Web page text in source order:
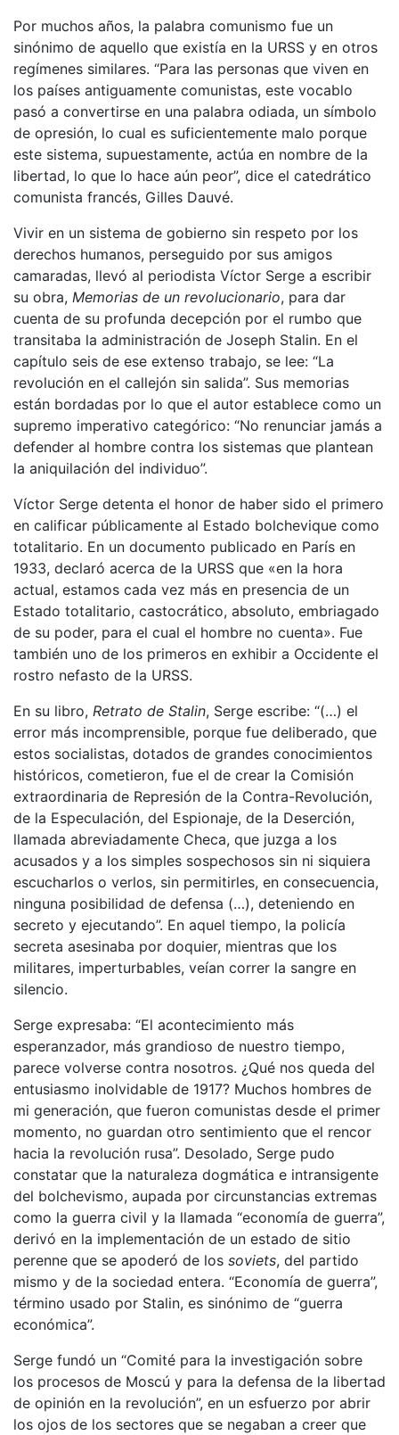
Por muchos años, la palabra comunismo fue un
sinónimo de aquello que existía en la URSS y en otros
regímenes similares. “Para las personas que viven en
los países antiguamente comunistas, este vocablo
pasó a convertirse en una palabra odiada, un símbolo
de opresión, lo cual es suficientemente malo porque
este sistema, supuestamente, actúa en nombre de la
libertad, lo que lo hace aún peor”, dice el catedrático
comunista francés, Gilles Dauvé.
Vivir en un sistema de gobierno sin respeto por los
derechos humanos, perseguido por sus amigos
camaradas, llevó al periodista Víctor Serge a escribir
su obra, Memorias de un revolucionario, para dar
cuenta de su profunda decepción por el rumbo que
transitaba la administración de Joseph Stalin. En el
capítulo seis de ese extenso trabajo, se lee: “La
revolución en el callejón sin salida”. Sus memorias
están bordadas por lo que el autor establece como un
supremo imperativo categórico: “No renunciar jamás a
defender al hombre contra los sistemas que plantean
la aniquilación del individuo”.
Víctor Serge detenta el honor de haber sido el primero
en calificar públicamente al Estado bolchevique como
totalitario. En un documento publicado en París en
1933, declaró acerca de la URSS que «en la hora
actual, estamos cada vez más en presencia de un
Estado totalitario, castocrático, absoluto, embriagado
de su poder, para el cual el hombre no cuenta». Fue
también uno de los primeros en exhibir a Occidente el
rostro nefasto de la URSS.
En su libro, Retrato de Stalin, Serge escribe: “(…) el
error más incomprensible, porque fue deliberado, que
estos socialistas, dotados de grandes conocimientos
históricos, cometieron, fue el de crear la Comisión
extraordinaria de Represión de la Contra-Revolución,
de la Especulación, del Espionaje, de la Deserción,
llamada abreviadamente Checa, que juzga a los
acusados y a los simples sospechosos sin ni siquiera
escucharlos o verlos, sin permitirles, en consecuencia,
ninguna posibilidad de defensa (…), deteniendo en
secreto y ejecutando”. En aquel tiempo, la policía
secreta asesinaba por doquier, mientras que los
militares, imperturbables, veían correr la sangre en
silencio.
Serge expresaba: “El acontecimiento más
esperanzador, más grandioso de nuestro tiempo,
parece volverse contra nosotros. ¿Qué nos queda del
entusiasmo inolvidable de 1917? Muchos hombres de
mi generación, que fueron comunistas desde el primer
momento, no guardan otro sentimiento que el rencor
hacia la revolución rusa”. Desolado, Serge pudo
constatar que la naturaleza dogmática e intransigente
del bolchevismo, aupada por circunstancias extremas
como la guerra civil y la llamada “economía de guerra”,
derivó en la implementación de un estado de sitio
perenne que se apoderó de los soviets, del partido
mismo y de la sociedad entera. “Economía de guerra”,
término usado por Stalin, es sinónimo de “guerra
económica”.
Serge fundó un “Comité para la investigación sobre
los procesos de Moscú y para la defensa de la libertad
de opinión en la revolución”, en un esfuerzo por abrir
los ojos de los sectores que se negaban a creer que